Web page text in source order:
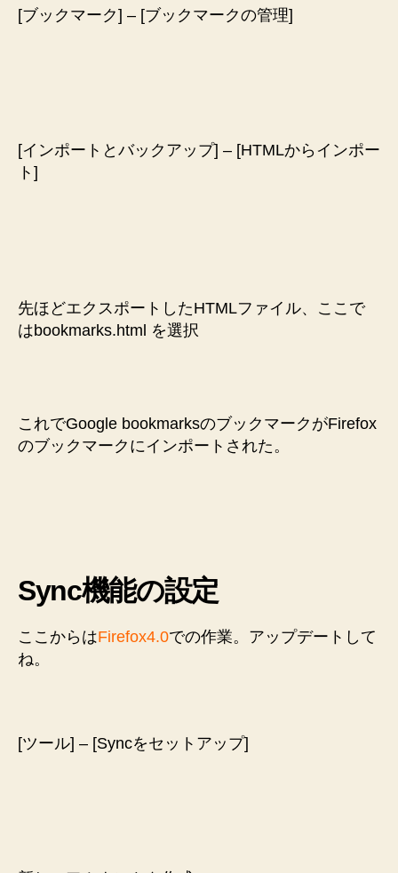
[ブックマーク] – [ブックマークの管理]
[インポートとバックアップ] – [HTMLからインポー
ト]
先ほどエクスポートしたHTMLファイル、ここで
はbookmarks.html を選択
これでGoogle bookmarksのブックマークがFirefox
のブックマークにインポートされた。
Sync機能の設定
ここからはFirefox4.0での作業。アップデートして
ね。
[ツール] – [Syncをセットアップ]